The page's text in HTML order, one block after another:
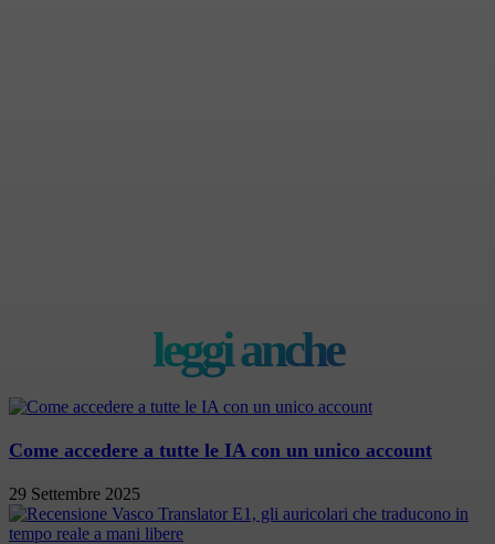
leggi anche
Come accedere a tutte le IA con un unico account
29 Settembre 2025